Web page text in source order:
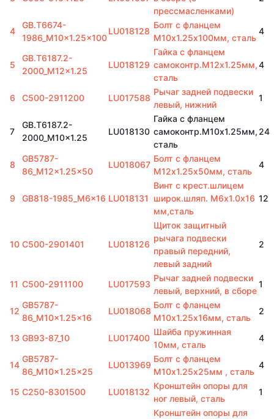
прессмасленками)
4
GB.T6674-
1986_M10x1.25x100
LU018128
Болт с фланцем
M10х1.25х100мм, сталь
4
5
GB.T6187.2-
2000_M12x1.25
LU018129
Гайка с фланцем
самоконтр.M12х1.25мм,
сталь
4
6 C500-2911200 LU017588
Рычаг задней подвески
левый, нижний
1
7
GB.T6187.2-
2000_M10x1.25
LU018130
Гайка с фланцем
самоконтр.M10х1.25мм,
сталь
24
8
GB5787-
86_M12x1.25x50
LU018067
Болт с фланцем
M12х1.25х50мм, сталь
4
9 GB818-1985_M6x16 LU018131
Винт с крест.шлицем
широк.шляп. M6х1.0х16
мм,сталь
12
10 C500-2901401 LU018126
Щиток защитный
рычага подвески
правый передний,
левый задний
2
11 C500-2911100 LU017593
Рычаг задней подвески
левый, верхний, в сборе
1
12
GB5787-
86_M10x1.25x16
LU018068
Болт с фланцем
M10х1.25х16мм, сталь
2
13 GB93-87_10 LU017400
Шайба пружинная
10мм, сталь
4
14
GB5787-
86_M10x1.25x25
LU013969
Болт с фланцем
M10х1.25х25мм , сталь
4
15 C250-8301500 LU018132
Кронштейн опоры для
ног левый, сталь
1
Кронштейн опоры для